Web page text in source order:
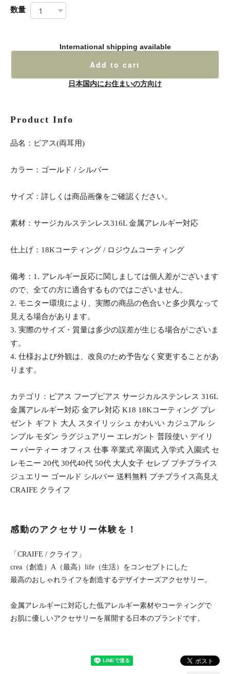
数量
International shipping available
Add to cart
日本国内にお住まいの方向け
Product Info
品名：ピアス(両耳用)
カラー：ゴールド / シルバー
サイズ：詳しくは商品画像をご確認ください。
素材：サージカルステンレス316L 金属アレルギー対応
仕上げ：18Kコーティング / ロジウムコーティング
備考：1. アレルギー反応に関しましては個人差がございます
ので、全ての方に適合するものではございません。
2. モニター環境により、実際の商品の色合いと多少異なって
見える場合があります。
3. 実際のサイズ・質量は多少の誤差が生じる場合がございま
す。
4. 仕様および外観は、改良のため予告なく変更することがあ
ります。
カテゴリ：ピアス フープピアス サージカルステンレス 316L
金属アレルギー対応 金アレ対応 K18 18Kコーティング プレ
ゼント ギフト 大人 スタイリッシュ かわいい カジュアル シ
ンプル モダン ラグジュアリー エレガント 普段使い デイリ
ー パーティー オフィス 仕事 卒業式 卒園式 入学式 入園式 セ
レモニー 20代 30代40代 50代 大人女子 セレブ プチプライス
ジュエリー ゴールド シルバー 送料無料 プチプライス高見え
CRAIFE クライフ
感動のアクセサリー体験を！
「CRAIFE / クライフ」
crea（創造）A（最高）life（生活）をコンセプトにした
最高のおしゃれライフを創造するデザイナーズアクセサリー。
金属アレルギーに対応した低アレルギー素材やコーティングで
お肌に優しいアクセサリーを展開する日本のブランドです。